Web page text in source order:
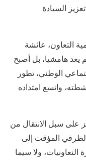
السيادة
التعاون، عائشة
يعد هامشيا، بل أصبح
الوطني، تطور
واتسع امتداده
على سبل الانتقال من
المؤقت إلى
التعاونيات، ولا سيما